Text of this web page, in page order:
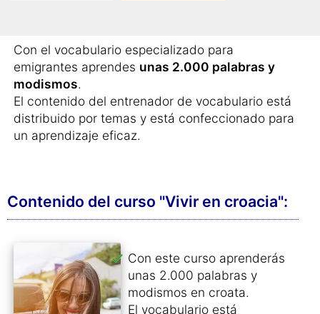
Todos aquellos que quieran cursar
Con el vocabulario especializado para
emigrantes aprendes unas 2.000 palabras y
modismos.
El contenido del entrenador de vocabulario está
distribuido por temas y está confeccionado para
un aprendizaje eficaz.
Contenido del curso "Vivir en croacia":
Con este curso aprenderás
unas 2.000 palabras y
modismos en croata.
El vocabulario está